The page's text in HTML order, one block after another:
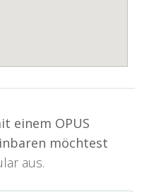
einem OPUS
möchtest
aus.